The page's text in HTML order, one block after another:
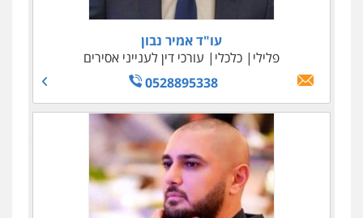
עו"ד אמיר נבון
פלילי
כלכלי
עורכי דין לענייני אסירים
0528895338
עו"ד טליה גרידיש
פלילי כלכלי צבאי עורכי דין לענייני אסירים
0523307111